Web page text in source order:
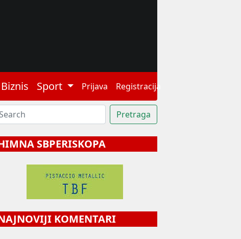
Biznis Sport Prijava Registracija
SBPERISKOPA
KOMENTARI